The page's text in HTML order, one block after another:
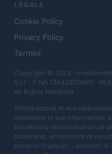
LEGALE
Cookie Policy
Privacy Policy
Termini
Copyright © 2026 ·
S.r.l. · P.IVA 13542920965 ·
All Rights Reserved
Dichiarazione di non
mantenere le sue informazioni
potrebbero essere diverse da
finanziario, un fornitore di
prodotti finanziari, i prodotti di